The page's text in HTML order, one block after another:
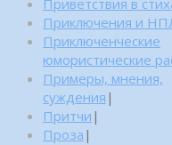
Приветствия в
Приключения и
Приключенческие
юмористические
Примеры, мнения,
суждения |
Притчи |
Проза |